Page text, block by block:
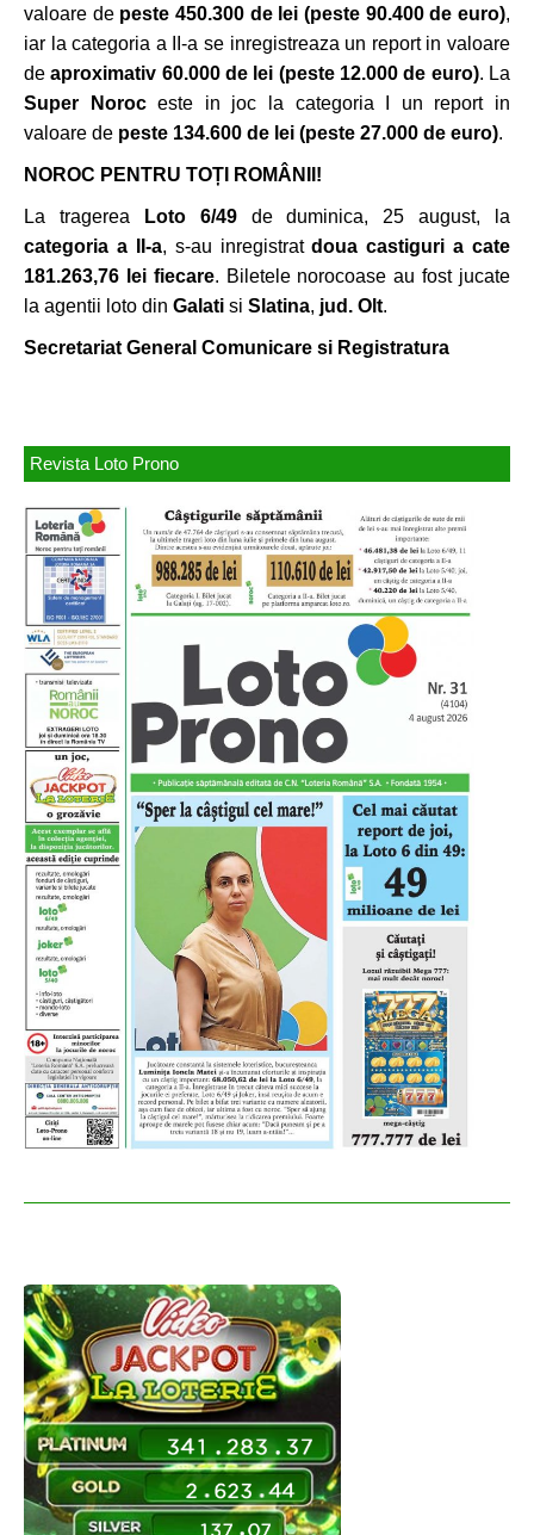
valoare de peste 450.300 de lei (peste 90.400 de euro),
iar la categoria a II-a se inregistreaza un report in valoare
deaproximativ 60.000 de lei (peste 12.000 de euro). La
Super Noroceste in joc la categoria I un report in
valoare de peste 134.600 de lei (peste 27.000 de euro).
NOROC PENTRU TOȚI ROMÂNII!
La tragerea Loto 6/49 de duminica, 25 august, la
categoria a II-a, s-au inregistratdoua castiguri a cate
181.263,76 lei fiecare. Biletele norocoase au fost jucate
la agentii loto din Galati si Slatina, jud. Olt.
Secretariat General Comunicare si Registratura
Revista Loto Prono